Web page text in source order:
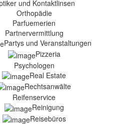
und Kontaktlinsen
Orthopädie
Parfuemerien
Partnervermittlung
Partys und Veranstaltungen
Pizzeria
Psychologen
Real Estate
Rechtsanwälte
Reifenservice
Reinigung
Reisebüros